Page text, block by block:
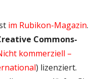
im Rubikon-Magazin.
Commons-
kommerziell –
) lizenziert.